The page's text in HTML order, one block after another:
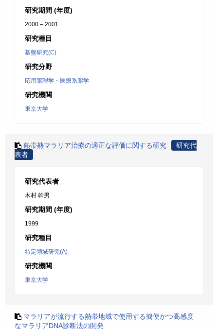
研究期間 (年度)
2000 – 2001
研究種目
基盤研究(C)
研究分野
応用薬理学・医療系薬学
研究機関
東京大学
熱帯熱マラリア治療の適正な評価に関する研究
研究代
表者
研究代表者
木村 幹男
研究期間 (年度)
1999
研究種目
特定領域研究(A)
研究機関
東京大学
マラリアが流行する熱帯地域で使用する簡便かつ高感度
なマラリアDNA診断法の開発